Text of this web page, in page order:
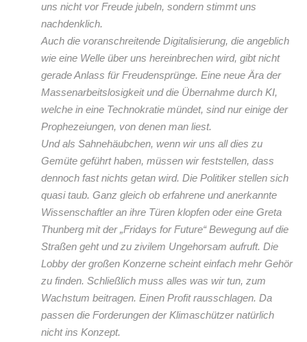
uns nicht vor Freude jubeln, sondern stimmt uns
nachdenklich.
Auch die voranschreitende Digitalisierung, die angeblich
wie eine Welle über uns hereinbrechen wird, gibt nicht
gerade Anlass für Freudensprünge. Eine neue Ära der
Massenarbeitslosigkeit und die Übernahme durch KI,
welche in eine Technokratie mündet, sind nur einige der
Prophezeiungen, von denen man liest.
Und als Sahnehäubchen, wenn wir uns all dies zu
Gemüte geführt haben, müssen wir feststellen, dass
dennoch fast nichts getan wird. Die Politiker stellen sich
quasi taub. Ganz gleich ob erfahrene und anerkannte
Wissenschaftler an ihre Türen klopfen oder eine Greta
Thunberg mit der „Fridays for Future“ Bewegung auf die
Straßen geht und zu zivilem Ungehorsam aufruft. Die
Lobby der großen Konzerne scheint einfach mehr Gehör
zu finden. Schließlich muss alles was wir tun, zum
Wachstum beitragen. Einen Profit rausschlagen. Da
passen die Forderungen der Klimaschützer natürlich
nicht ins Konzept.